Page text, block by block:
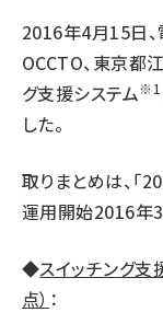
大串 (223)
aitras
タンデム
2016年4月15日
OCCTO、東京都
グ支援システム※1
した。
取りまとめは、「
運用開始2016年
◆スイッチング
点） ：